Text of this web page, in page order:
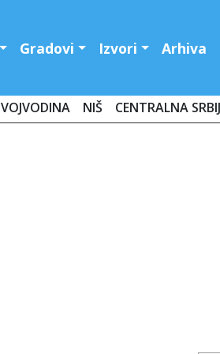
Gradovi Izvori Arhiva
VOJVODINA NIŠ CENTRALNA